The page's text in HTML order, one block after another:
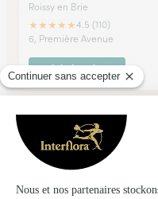
Roissy en Brie
★★★★★4.5 (110)
6, Première Avenue
Voir la boutique